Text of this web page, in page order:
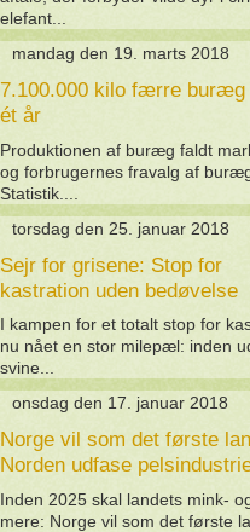
elefant...
mandag den 19. marts 2018
7.100.000 kilo færre buræg
ét år
Produktionen af buræg faldt
og forbrugernes fravalg af
Statistik....
torsdag den 25. januar 2018
Sejr for grisene: Stop for
kastration uden bedøvelse
I kampen for et totalt stop for
nu nået en stor milepæl: inden
svine...
onsdag den 17. januar 2018
Norge vil som det første
Norden udfase
Inden 2025 skal landets mink-
mere: Norge vil som det første